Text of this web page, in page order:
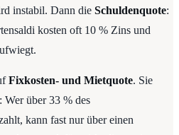
instabil. Dann die Schuldenquote:
kosten oft 10 % Zins und
Fixkosten- und Mietquote. Sie
Wer über 33 % des
kann fast nur über einen